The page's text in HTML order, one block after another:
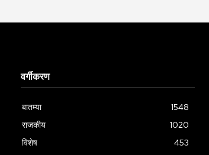
वर्गीकरण
बातम्या
1548
राजकीय
1020
विशेष
453